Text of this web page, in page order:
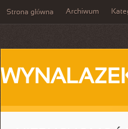
Strona główna Archiwum